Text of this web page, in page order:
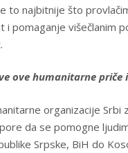
to najbitnije što
i pomaganje višečlanim
ove humanitarne priče
organizacije Srbi
da se pomogne
Srpske, BiH do